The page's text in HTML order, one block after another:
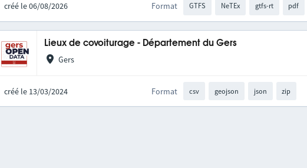
créé le 06/08/2026 Format GTFS NeTEx gtfs-rt pdf
Lieux de covoiturage - Département du Gers
Gers
créé le 13/03/2024 Format csv geojson json zip